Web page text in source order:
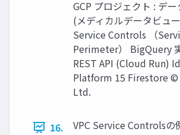
GCP プロジェクト : デ
(メディカルデータビュ
Service Controls （
Perimeter） BigQuery
REST API (Cloud Run)
Platform 15 Firestore ©
Ltd.
16.
VPC Service Controlsの